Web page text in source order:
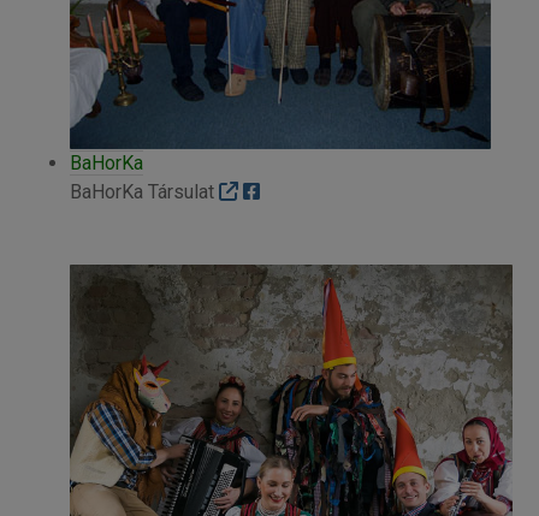
BaHorKa
BaHorKa Társulat